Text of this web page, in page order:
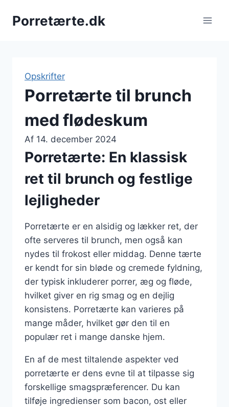
Porretærte.dk
Opskrifter
Porretærte til brunch
med flødeskum
Af 14. december 2024
Porretærte: En klassisk
ret til brunch og festlige
lejligheder
Porretærte er en alsidig og lækker ret, der
ofte serveres til brunch, men også kan
nydes til frokost eller middag. Denne tærte
er kendt for sin bløde og cremede fyldning,
der typisk inkluderer porrer, æg og fløde,
hvilket giver en rig smag og en dejlig
konsistens. Porretærte kan varieres på
mange måder, hvilket gør den til en
populær ret i mange danske hjem.
En af de mest tiltalende aspekter ved
porretærte er dens evne til at tilpasse sig
forskellige smagspræferencer. Du kan
tilføje ingredienser som bacon, ost eller